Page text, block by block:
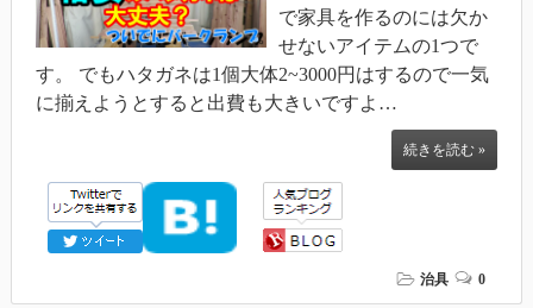
で家具を作るのには欠か
せないアイテムの1つで
す。 でもハタガネは1個大体2~3000円はするので一気
に揃えようとすると出費も大きいですよ…
続きを読む »
治具 0